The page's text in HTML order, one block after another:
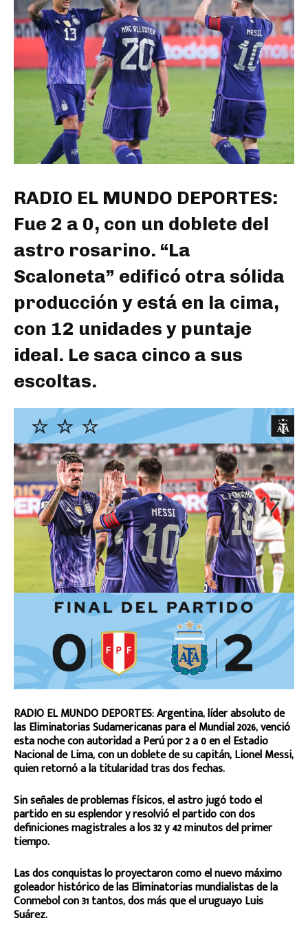
RADIO EL MUNDO DEPORTES:
Fue 2 a 0, con un doblete del
astro rosarino. “La
Scaloneta” edificó otra sólida
producción y está en la cima,
con 12 unidades y puntaje
ideal. Le saca cinco a sus
escoltas.
RADIO EL MUNDO DEPORTES: Argentina, líder absoluto de
las Eliminatorias Sudamericanas para el Mundial 2026, venció
esta noche con autoridad a Perú por 2 a 0 en el Estadio
Nacional de Lima, con un doblete de su capitán, Lionel Messi,
quien retornó a la titularidad tras dos fechas.
Sin señales de problemas físicos, el astro jugó todo el
partido en su esplendor y resolvió el partido con dos
definiciones magistrales a los 32 y 42 minutos del primer
tiempo.
Las dos conquistas lo proyectaron como el nuevo máximo
goleador histórico de las Eliminatorias mundialistas de la
Conmebol con 31 tantos, dos más que el uruguayo Luis
Suárez.